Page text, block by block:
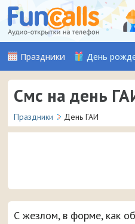
Праздники День
Смс на день
Праздники День ГАИ
День ГАИ отмечается в
Специально для всех
наши авторы придумали и
С жезлом, в форме, как